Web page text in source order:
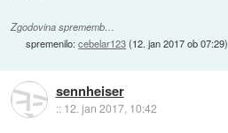
Zgodovina sprememb…
spremenilo:cebelar123(12. jan 2017 ob 07:29)
sennheiser
:: 12. jan 2017, 10:42